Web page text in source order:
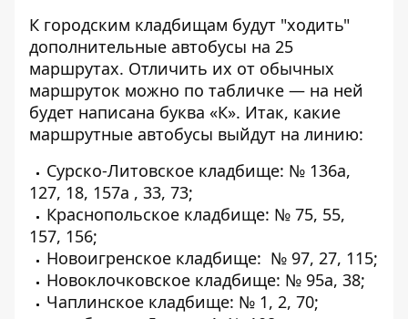
К городским кладбищам будут "ходить"
дополнительные автобусы на 25
маршрутах. Отличить их от обычных
маршруток можно по табличке — на ней
будет написана буква «К». Итак, какие
маршрутные автобусы выйдут на линию:
Сурско-Литовское кладбище: № 136а,
127, 18, 157а , 33, 73;
Краснопольское кладбище: № 75, 55,
157, 156;
Новоигренское кладбище: № 97, 27, 115;
Новоклочковское кладбище: № 95а, 38;
Чаплинское кладбище: № 1, 2, 70;